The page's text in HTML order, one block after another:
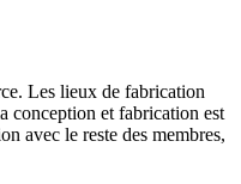
Les lieux de fabrication
conception et fabrication est
avec le reste des membres,